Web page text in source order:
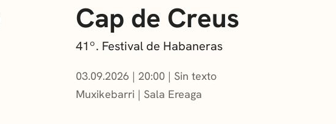
Cap de Creus
41º. Festival de Habaneras
03.09.2026 | 20:00
Sin texto
Muxikebarri | Sala Ereaga